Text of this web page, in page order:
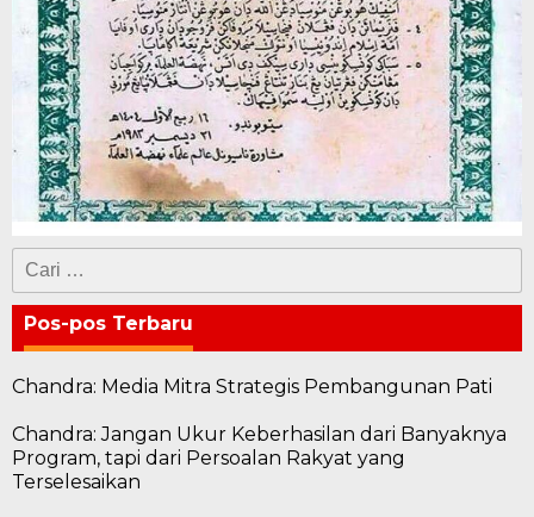
Cari
untuk:
Pos-pos Terbaru
Chandra: Media Mitra Strategis Pembangunan Pati
Chandra: Jangan Ukur Keberhasilan dari Banyaknya
Program, tapi dari Persoalan Rakyat yang
Terselesaikan